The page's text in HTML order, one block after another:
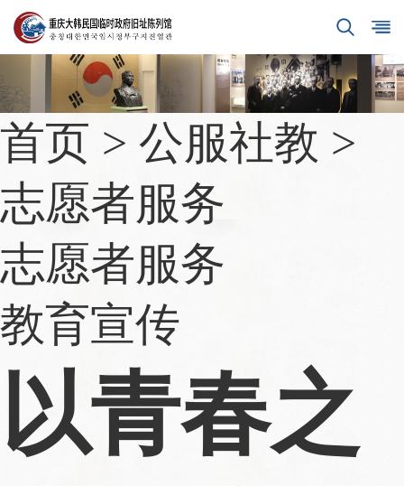
首页 > 公服社教 >
志愿者服务
志愿者服务
教育宣传
以青春之